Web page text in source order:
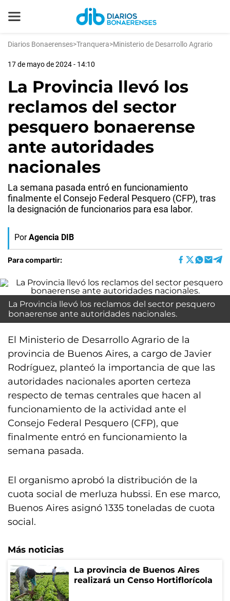
Diarios Bonaerenses>Tranquera>Ministerio de Desarrollo Agrario
17 de mayo de 2024 - 14:10
La Provincia llevó los
reclamos del sector
pesquero bonaerense
ante autoridades
nacionales
La semana pasada entró en funcionamiento
finalmente el Consejo Federal Pesquero (CFP), tras
la designación de funcionarios para esa labor.
Por Agencia DIB
Para compartir:
La Provincia llevó los reclamos del sector pesquero
bonaerense ante autoridades nacionales.
El Ministerio de Desarrollo Agrario de la
provincia de Buenos Aires, a cargo de Javier
Rodríguez, planteó la importancia de que las
autoridades nacionales aporten certeza
respecto de temas centrales que hacen al
funcionamiento de la actividad ante el
Consejo Federal Pesquero (CFP), que
finalmente entró en funcionamiento la
semana pasada.
El organismo aprobó la distribución de la
cuota social de merluza hubssi. En ese marco,
Buenos Aires asignó 1335 toneladas de cuota
social.
Más noticias
La provincia de Buenos Aires
realizará un Censo Hortiflorícola